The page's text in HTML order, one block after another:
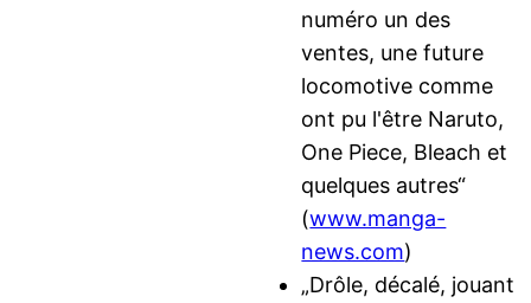
numéro un des
ventes, une future
locomotive comme
ont pu l'être Naruto,
One Piece, Bleach et
quelques autres“
(www.manga-
news.com)
„Drôle, décalé, jouant